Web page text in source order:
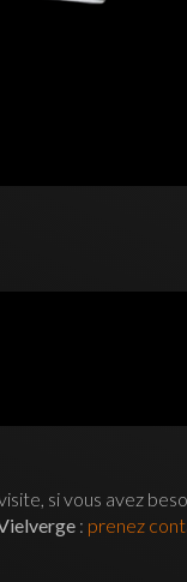
si vous avez
: prenez